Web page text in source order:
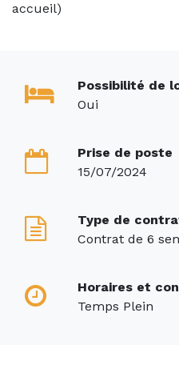
accueil)
Possibilité de
Oui
Prise de poste
15/07/2024
Type de
Contrat de 6
Horaires et
Temps Plein